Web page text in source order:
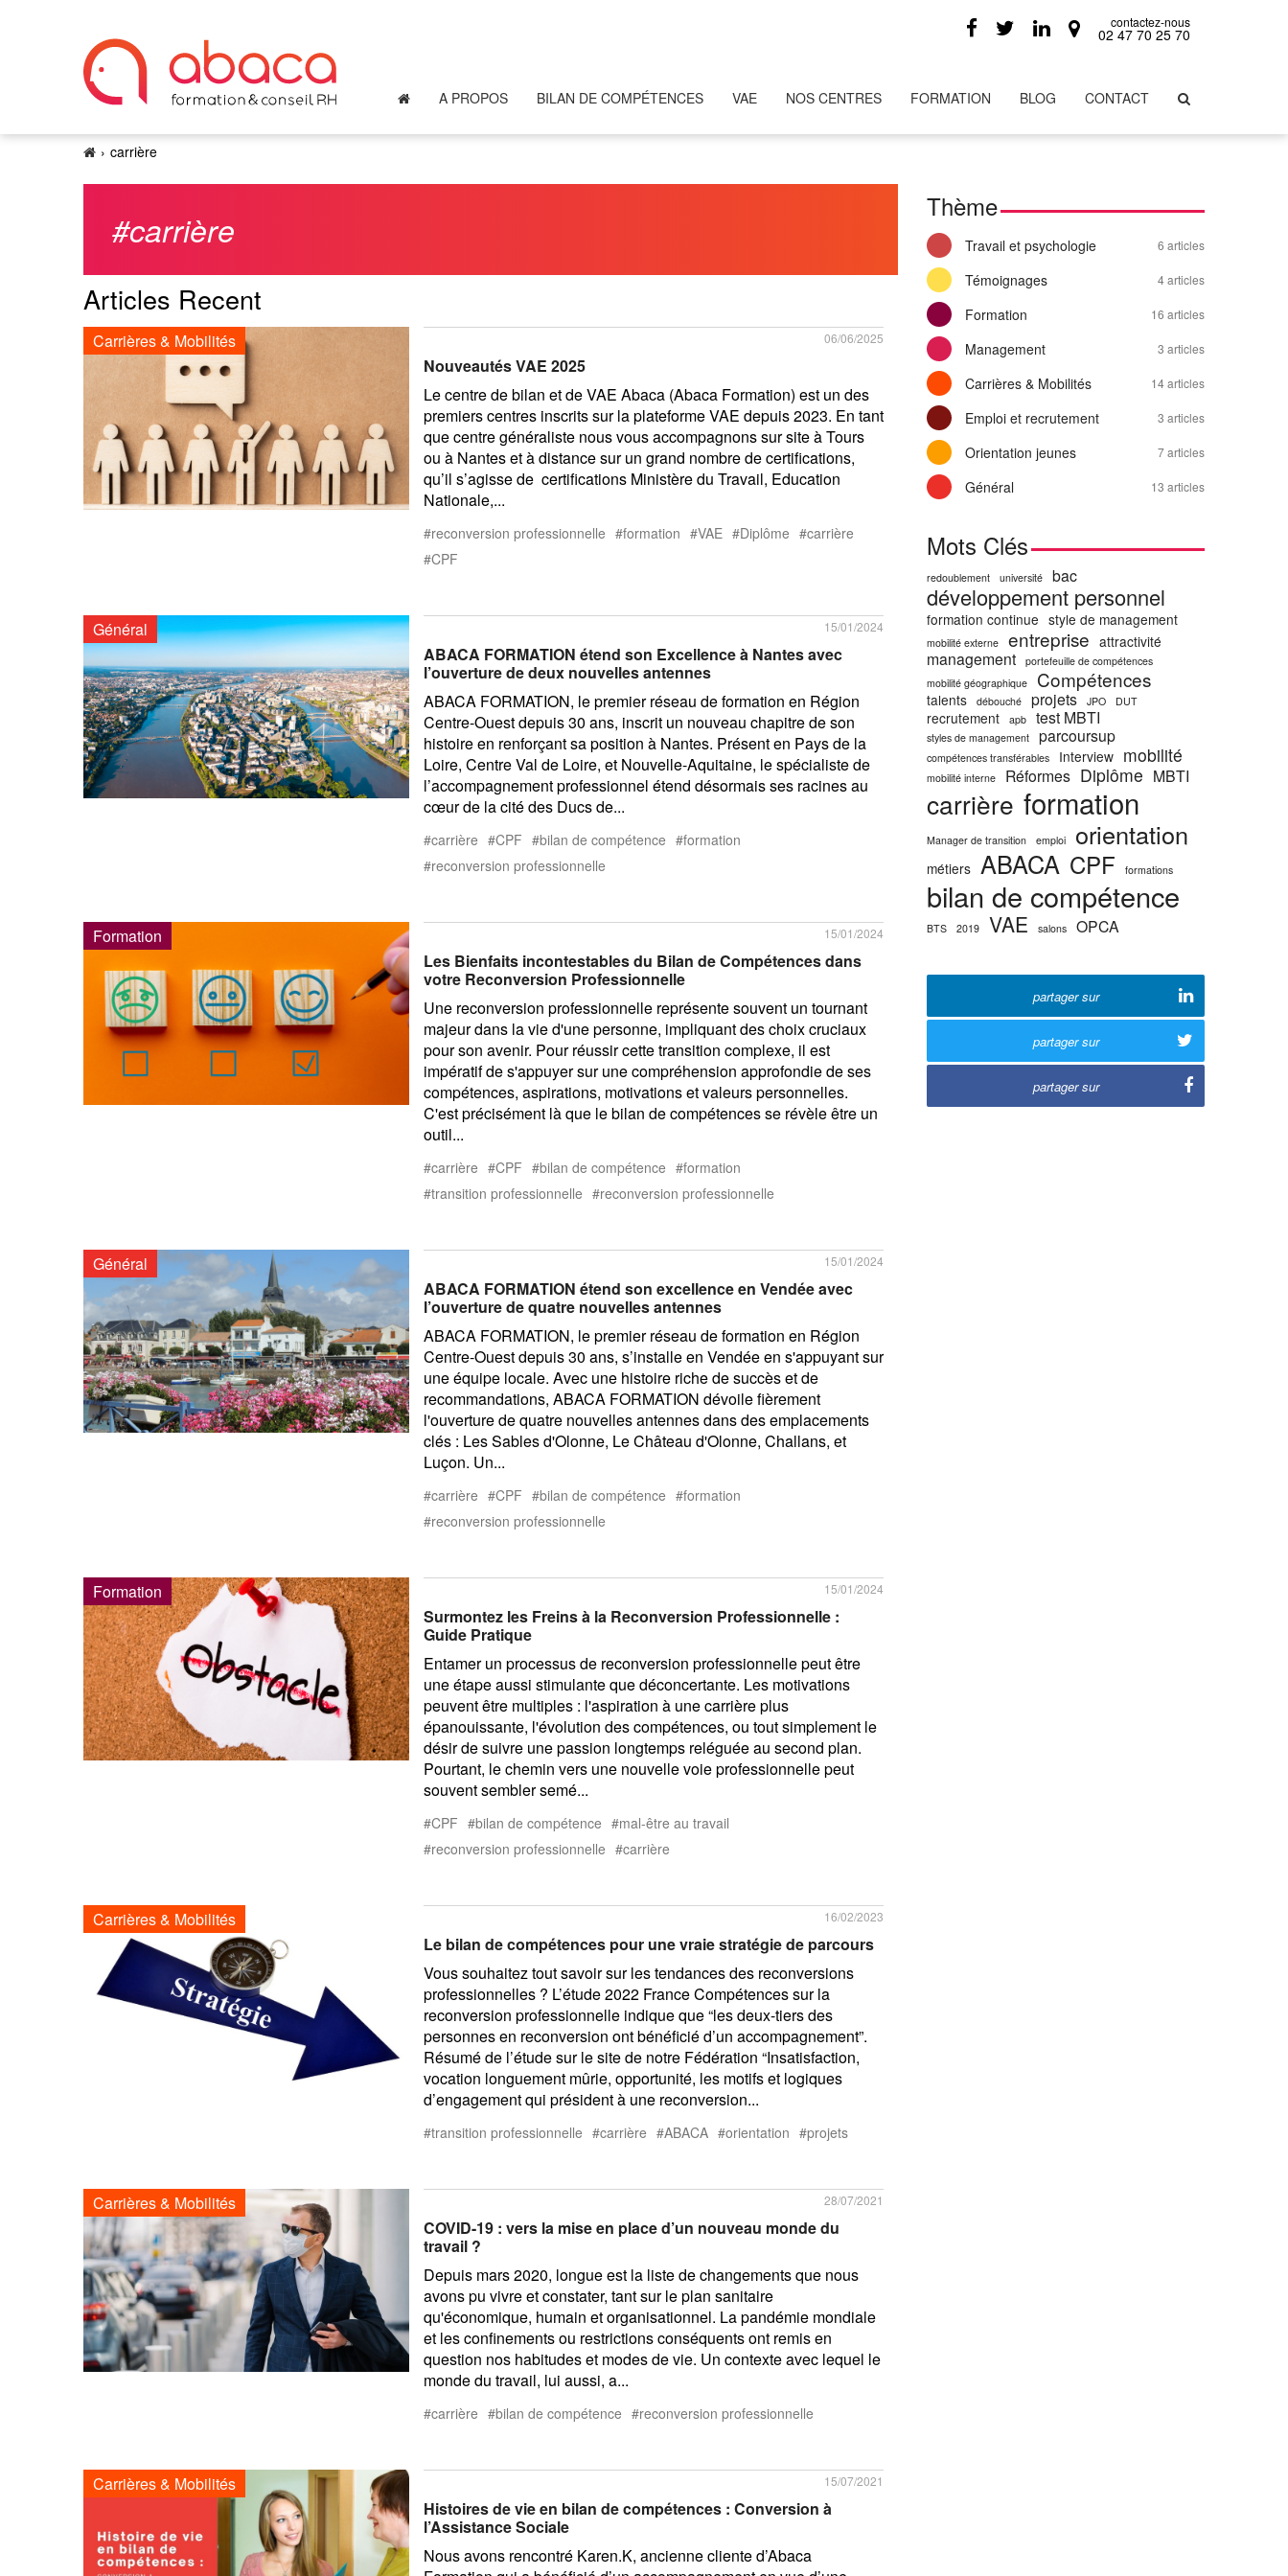
A PROPOS BILAN DE COMPÉTENCES VAE NOS CENTRES FORMATION BLOG CONTACT
contactez-nous
02 47 70 25 70
carrière
#carrière
Articles Recent
Carrières & Mobilités
Nouveautés VAE 2025
Le centre de bilan et de VAE Abaca (Abaca Formation) est un des
premiers centres inscrits sur la plateforme VAE depuis 2023. En tant
que centre généraliste nous vous accompagnons sur site à Tours
ou à Nantes et à distance sur un grand nombre de certifications,
qu’il s’agisse de certifications Ministère du Travail, Education
Nationale,...
reconversion professionnelle formation VAE Diplôme
carrière
CPF
06/06/2025
Général
ABACA FORMATION étend son Excellence à Nantes avec
l’ouverture de deux nouvelles antennes
ABACA FORMATION, le premier réseau de formation en Région
Centre-Ouest depuis 30 ans, inscrit un nouveau chapitre de son
histoire en renforçant sa position à Nantes. Présent en Pays de la
Loire, Centre Val de Loire, et Nouvelle-Aquitaine, le spécialiste de
l’accompagnement professionnel étend désormais ses racines au
cœur de la cité des Ducs de...
carrière CPF bilan de compétence
formation
reconversion professionnelle
15/01/2024
Formation
Les Bienfaits incontestables du Bilan de Compétences dans
votre Reconversion Professionnelle
Une reconversion professionnelle représente souvent un tournant
majeur dans la vie d'une personne, impliquant des choix cruciaux
pour son avenir. Pour réussir cette transition complexe, il est
impératif de s'appuyer sur une compréhension approfondie de ses
compétences, aspirations, motivations et valeurs personnelles.
C'est précisément là que le bilan de compétences se révèle être un
outil...
carrière CPF bilan de compétence
formation
transition professionnelle
reconversion professionnelle
15/01/2024
Général
ABACA FORMATION étend son excellence en Vendée avec
l’ouverture de quatre nouvelles antennes
ABACA FORMATION, le premier réseau de formation en Région
Centre-Ouest depuis 30 ans, s’installe en Vendée en s'appuyant sur
une équipe locale. Avec une histoire riche de succès et de
recommandations, ABACA FORMATION dévoile fièrement
l'ouverture de quatre nouvelles antennes dans des emplacements
clés : Les Sables d'Olonne, Le Château d'Olonne, Challans, et
Luçon. Un...
carrière CPF bilan de compétence
formation
reconversion professionnelle
15/01/2024
Formation
Surmontez les Freins à la Reconversion Professionnelle :
Guide Pratique
Entamer un processus de reconversion professionnelle peut être
une étape aussi stimulante que déconcertante. Les motivations
peuvent être multiples : l'aspiration à une carrière plus
épanouissante, l'évolution des compétences, ou tout simplement le
désir de suivre une passion longtemps reléguée au second plan.
Pourtant, le chemin vers une nouvelle voie professionnelle peut
souvent sembler semé...
CPF bilan de compétence
mal-être au travail
reconversion professionnelle
carrière
15/01/2024
Carrières & Mobilités
Le bilan de compétences pour une vraie stratégie de parcours
Vous souhaitez tout savoir sur les tendances des reconversions
professionnelles ? L’étude 2022 France Compétences sur la
reconversion professionnelle indique que “les deux-tiers des
personnes en reconversion ont bénéficié d’un accompagnement”.
Résumé de l’étude sur le site de notre Fédération “Insatisfaction,
vocation longuement mûrie, opportunité, les motifs et logiques
d’engagement qui président à une reconversion...
transition professionnelle carrière ABACA orientation projets
16/02/2023
Carrières & Mobilités
COVID-19 : vers la mise en place d’un nouveau monde du
travail ?
Depuis mars 2020, longue est la liste de changements que nous
avons pu vivre et constater, tant sur le plan sanitaire
qu'économique, humain et organisationnel. La pandémie mondiale
et les confinements ou restrictions conséquents ont remis en
question nos habitudes et modes de vie. Un contexte avec lequel le
monde du travail, lui aussi, a...
carrière bilan de compétence reconversion professionnelle
28/07/2021
Carrières & Mobilités
Histoires de vie en bilan de compétences : Conversion à
l’Assistance Sociale
Nous avons rencontré Karen.K, ancienne cliente d’Abaca
15/07/2021
Thème
Travail et psychologie 6 articles
Témoignages 4 articles
Formation 16 articles
Management 3 articles
Carrières & Mobilités 14 articles
Emploi et recrutement 3 articles
Orientation jeunes 7 articles
Général 13 articles
Mots Clés
redoublement université bac
développement personnel
formation continue style de management
mobilité externe entreprise attractivité
management
portefeuille de compétences
mobilité géographique
Compétences
talents débouché projets JPO DUT
recrutement apb test MBTI
styles de management parcoursup
compétences transférables Interview mobilité
mobilité interne Réformes Diplôme MBTI
carrière formation
Manager de transition emploi orientation
métiers ABACA CPF formations
bilan de compétence
BTS 2019 VAE salons OPCA
partager sur
partager sur
partager sur